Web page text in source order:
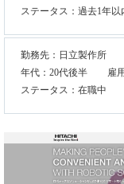
ステータス：過去1年
勤務先：日立製作所
年代：20代後半
雇
ステータス：在職中